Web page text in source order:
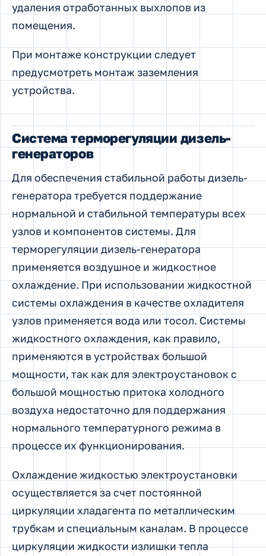
удаления отработанных выхлопов из
помещения.
При монтаже конструкции следует
предусмотреть монтаж заземления
устройства.
Система терморегуляции дизель-
генераторов
Для обеспечения стабильной работы дизель-
генератора требуется поддержание
нормальной и стабильной температуры всех
узлов и компонентов системы. Для
терморегуляции дизель-генератора
применяется воздушное и жидкостное
охлаждение. При использовании жидкостной
системы охлаждения в качестве охладителя
узлов применяется вода или тосол. Системы
жидкостного охлаждения, как правило,
применяются в устройствах большой
мощности, так как для электроустановок с
большой мощностью притока холодного
воздуха недостаточно для поддержания
нормального температурного режима в
процессе их функционирования.
Охлаждение жидкостью электроустановки
осуществляется за счет постоянной
циркуляции хладагента по металлическим
трубкам и специальным каналам. В процессе
циркуляции жидкости излишки тепла